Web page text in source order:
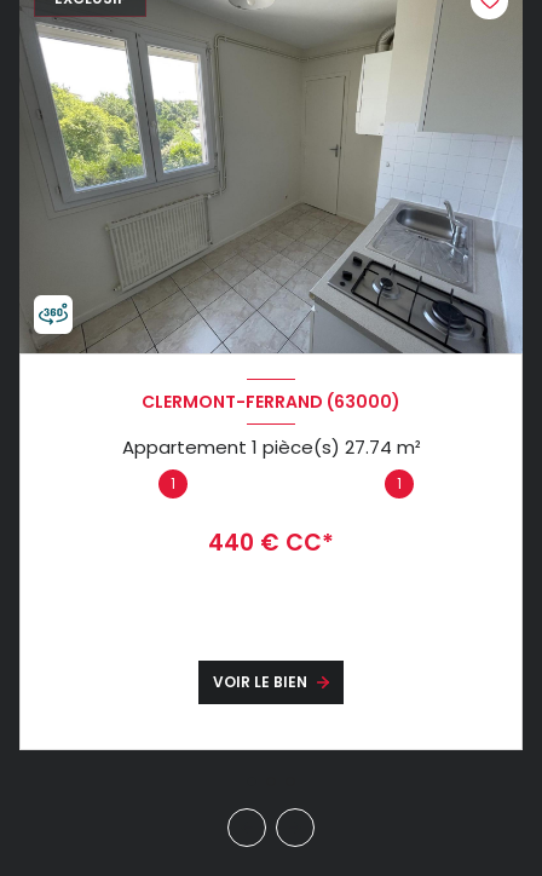
CLERMONT-FERRAND (63000)
Appartement 1 pièce(s) 27.74 m²
1 1
440 € CC*
VOIR LE BIEN